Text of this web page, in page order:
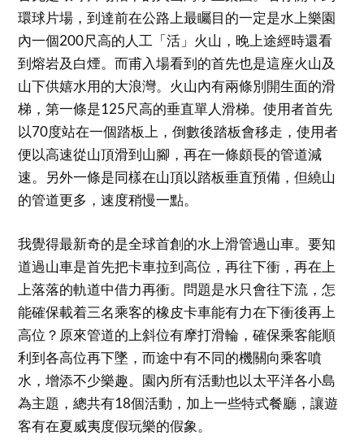
環球片場，到達前在公路上最矚目的一定是水上樂園
內一個200尺高的人工「活」火山，晚上途經時還看
到熔岩及白煙。而甫入場看到的首先也是這座火山及
山下供嬉水用的大浪灣。火山內有兩條別開生面的滑
梯，第一條是125尺高的垂直單人滑梯。使用者首先
以70度站在一個踏板上，倒數後踏板會移走，使用者
便以高速從山頂滑到山腳，再在一條頗長的管道減
速。另外一條是同樣在山頂以踏板垂直預備，但繞山
的管道更多，速度稍慢一點。
我覺得最新奇的是全球首創的水上滑管過山車。要知
道過山車是首先把卡車拉到高位，再往下衝，再在上
上落落的軌道中借力再衝。問題是水只會往下流，怎
能確保載着三名乘客的橡皮卡車能有力在下衝後再上
高位？原來管道的上斜位有摩打滑輪，確保乘客能順
利到各高位再下墜，而途中有不同的機關向乘客噴
水，增添不少樂趣。園內所有活動也以太平洋各小島
為主題，總共有18個活動，加上一些特式餐廳，讓遊
客有在夏威夷度假玩樂的假象。